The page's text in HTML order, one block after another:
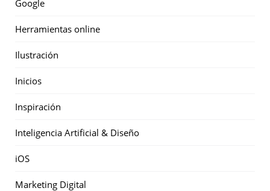
Google
Herramientas online
Ilustración
Inicios
Inspiración
Inteligencia Artificial & Diseño
iOS
Marketing Digital